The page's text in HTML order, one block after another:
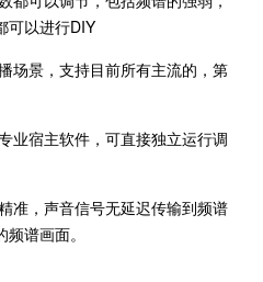
可以进行DIY
景，支持目前所有主流的，第
宿主软件，可直接独立运行调
，声音信号无延迟传输到频谱
谱画面。